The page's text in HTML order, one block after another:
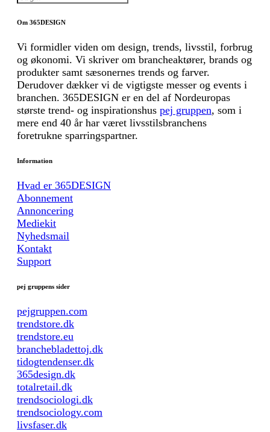
Om 365DESIGN
Vi formidler viden om design, trends, livsstil, forbrug
og økonomi. Vi skriver om brancheaktører, brands og
produkter samt sæsonernes trends og farver.
Derudover dækker vi de vigtigste messer og events i
branchen. 365DESIGN er en del af Nordeuropas
største trend- og inspirationshus pej gruppen, som i
mere end 40 år har været livsstilsbranchens
foretrukne sparringspartner.
Information
Hvad er 365DESIGN
Abonnement
Annoncering
Mediekit
Nyhedsmail
Kontakt
Support
pej gruppens sider
pejgruppen.com
trendstore.dk
trendstore.eu
branchebladettoj.dk
tidogtendenser.dk
365design.dk
totalretail.dk
trendsociologi.dk
trendsociology.com
livsfaser.dk